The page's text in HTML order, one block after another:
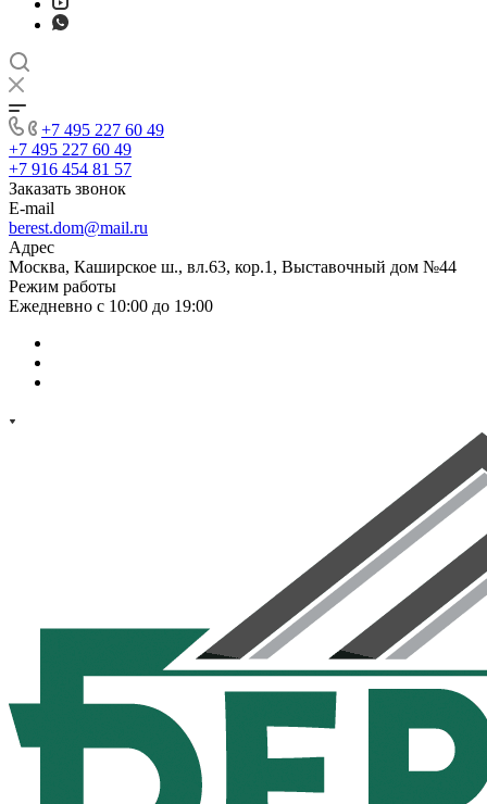
+7 495 227 60 49
+7 495 227 60 49
+7 916 454 81 57
Заказать звонок
E-mail
berest.dom@mail.ru
Адрес
Москва, Каширское ш., вл.63, кор.1, Выставочный дом №44
Режим работы
Ежедневно с 10:00 до 19:00